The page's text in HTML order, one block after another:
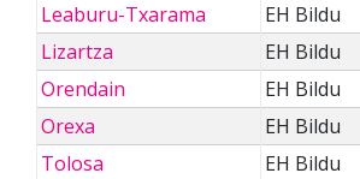
Leaburu-Txarama
EH Bildu
Lizartza
EH Bildu
Orendain
EH Bildu
Orexa
EH Bildu
Tolosa
EH Bildu